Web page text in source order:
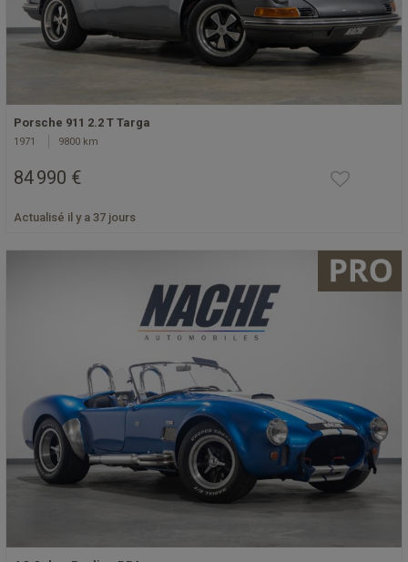
Porsche 911 2.2 T Targa
1971 9800 km
84 990 €
Actualisé il y a 37 jours